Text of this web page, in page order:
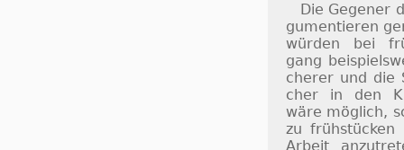
Die Gegener
gu­men­tie­ren
würden bei
gang
che­rer und die
cher in den
wäre mög­lich,
zu
Ar­beit